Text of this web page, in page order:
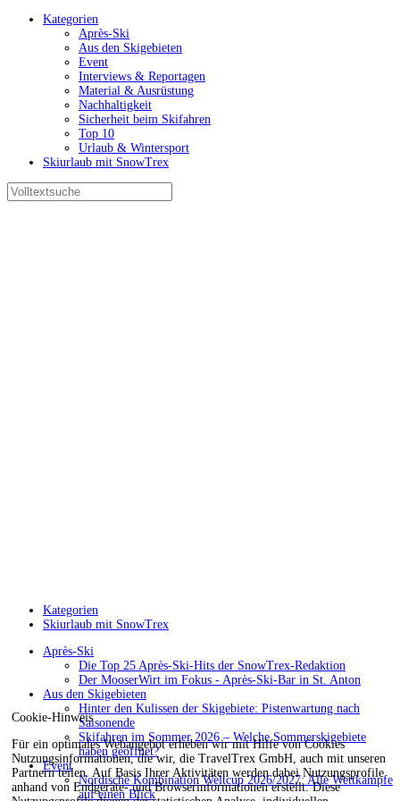
Cookie-Hinweis
Für ein optimales Webangebot erheben wir mit Hilfe von Cookies
Nutzungsinformationen, die wir, die TravelTrex GmbH, auch mit unseren
Partnern teilen. Auf Basis Ihrer Aktivitäten werden dabei Nutzungsprofile
anhand von Endgeräte- und Browserinformationen erstellt. Diese
Kategorien
Après-Ski
Aus den Skigebieten
Event
Interviews & Reportagen
Material & Ausrüstung
Nachhaltigkeit
Sicherheit beim Skifahren
Top 10
Urlaub & Wintersport
Skiurlaub mit SnowTrex
Kategorien
Skiurlaub mit SnowTrex
Après-Ski
Die Top 25 Après-Ski-Hits der SnowTrex-Redaktion
Der MooserWirt im Fokus - Après-Ski-Bar in St. Anton
Aus den Skigebieten
Hinter den Kulissen der Skigebiete: Pistenwartung nach
Saisonende
Skifahren im Sommer 2026 – Welche Sommerskigebiete
haben geöffnet?
Event
Nordische Kombination Weltcup 2026/2027: Alle Wettkämpfe
auf einen Blick